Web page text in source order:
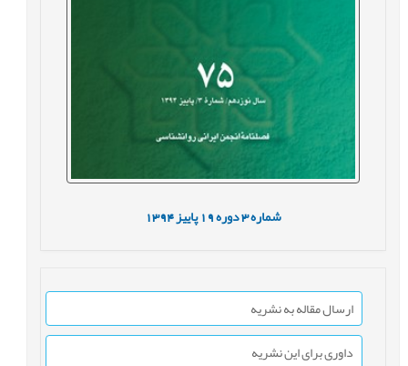
شماره3 دوره19 پاییز1394
ارسال مقاله به نشریه
داوری برای این نشریه